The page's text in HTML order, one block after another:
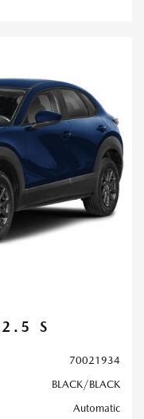
S
70021934
BLACK/BLACK
Automatic